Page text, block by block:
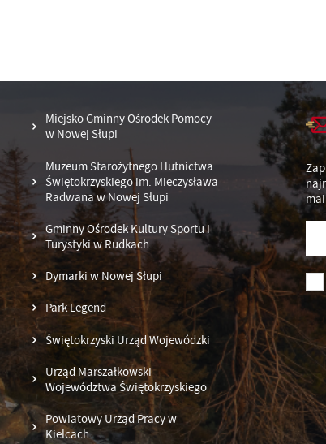
Miejsko Gminny Ośrodek Pomocy
w Nowej Słupi
Muzeum Starożytnego Hutnictwa
Świętokrzyskiego im. Mieczysława
Radwana w Nowej Słupi
Gminny Ośrodek Kultury Sportu i
Turystyki w Rudkach
Dymarki w Nowej Słupi
Park Legend
Świętokrzyski Urząd Wojewódzki
Urząd Marszałkowski
Województwa Świętokrzyskiego
Powiatowy Urząd Pracy w
Kielcach